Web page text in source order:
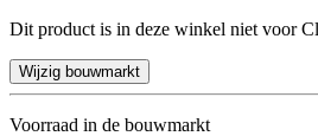
Dit product is in deze winkel niet voor
Wijzig bouwmarkt
Voorraad in de bouwmarkt